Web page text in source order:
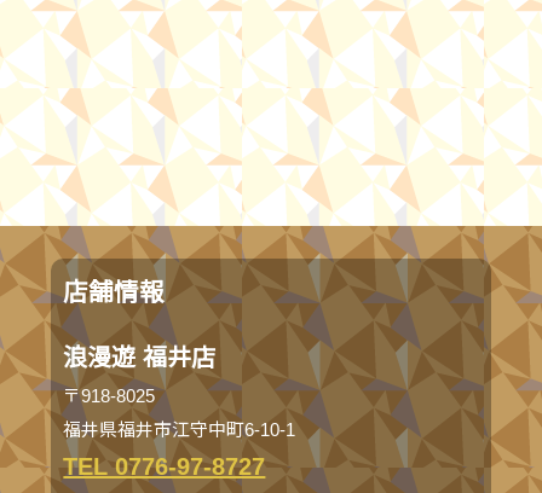
店舗情報
浪漫遊 福井店
〒918-8025
福井県福井市江守中町6-10-1
TEL 0776-97-8727